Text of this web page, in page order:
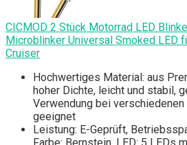
CICMOD 2 Stück Motorrad LED
Microblinker Universal Smoked LED
Cruiser
Hochwertiges Material: aus
hoher Dichte, leicht und stabil,
Verwendung bei
geeignet
Leistung: E-Geprüft,